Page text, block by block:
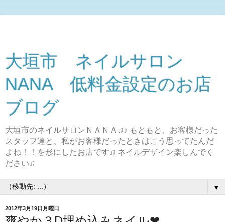
大垣市 ネイルサロン
NANA 低料金設定のお店
ブログ
大垣市のネイルサロンＮＡＮＡ♫♪ もともと、お客様だった
スタッフ達と、私がお客様だったときはこう思ってたんだ
よね！！を形にしたお店です♫ ネイルデザイン楽しんでく
ださい♫
▼
2012年3月19日月曜日